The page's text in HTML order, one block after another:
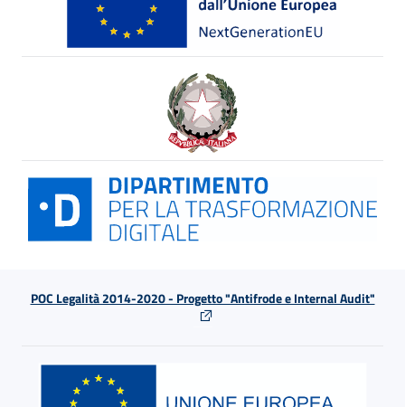
POC Legalità 2014-2020 - Progetto "Antifrode e Internal Audit"